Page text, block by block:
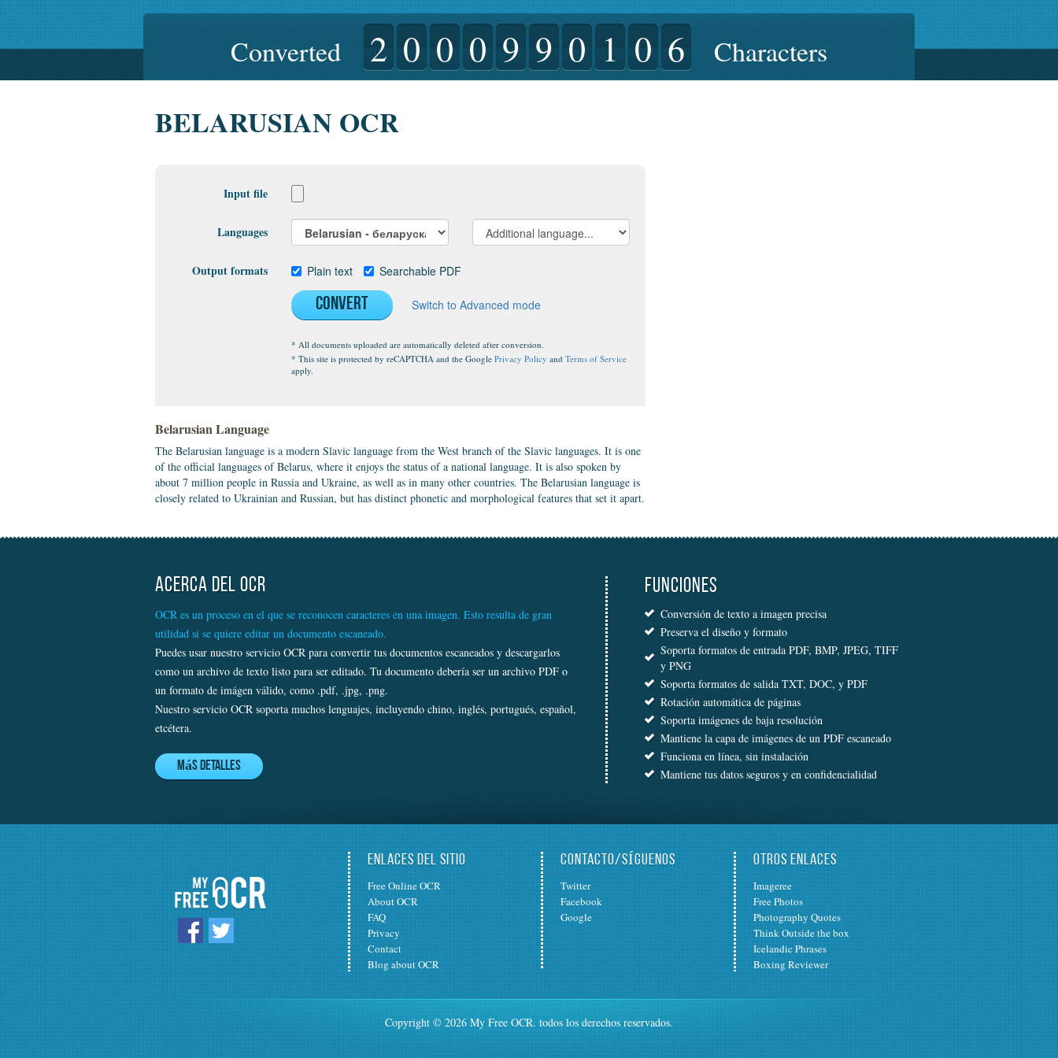
Converted 2 0 0 0 9 9 0 1 0 6 Characters
BELARUSIAN OCR
Input file
Languages
Output formats Plain text Searchable PDF
Convert Switch to Advanced mode
* All documents uploaded are automatically deleted after conversion.
* This site is protected by reCAPTCHA and the GooglePrivacy Policy andTerms of Service
apply.
Belarusian Language
The Belarusian language is a modern Slavic language from the West branch of the Slavic languages. It is one
of the official languages of Belarus, where it enjoys the status of a national language. It is also spoken by
about 7 million people in Russia and Ukraine, as well as in many other countries. The Belarusian language is
closely related to Ukrainian and Russian, but has distinct phonetic and morphological features that set it apart.
ACERCA DEL OCR
OCR es un proceso en el que se reconocen caracteres en una imagen. Esto resulta de gran
utilidad si se quiere editar un documento escaneado.
Puedes usar nuestro servicio OCR para convertir tus documentos escaneados y descargarlos
como un archivo de texto listo para ser editado. Tu documento debería ser un archivo PDF o
un formato de imágen válido, como .pdf, .jpg, .png.
Nuestro servicio OCR soporta muchos lenguajes, incluyendo chino, inglés, portugués, español,
etcétera.
Más detalles
FUNCIONES
Conversión de texto a imagen precisa
Preserva el diseño y formato
Soporta formatos de entrada PDF, BMP, JPEG, TIFF
y PNG
Soporta formatos de salida TXT, DOC, y PDF
Rotación automática de páginas
Soporta imágenes de baja resolución
Mantiene la capa de imágenes de un PDF escaneado
Funciona en línea, sin instalación
Mantiene tus datos seguros y en confidencialidad
ENLACES DEL SITIO
Free Online OCR
About OCR
FAQ
Privacy
Contact
Blog about OCR
CONTACTO/SÍGUENOS
Twitter
Facebook
Google
OTROS ENLACES
Imageree
Free Photos
Photography Quotes
Think Outside the box
Icelandic Phrases
Boxing Reviewer
Copyright © 2026 My Free OCR. todos los derechos reservados.